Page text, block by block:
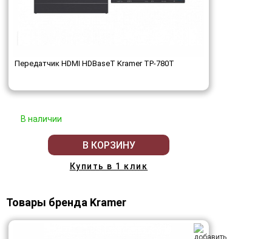
Передатчик HDMI HDBaseT Kramer TP-780T
В наличии
В КОРЗИНУ
Купить в 1 клик
Товары бренда Kramer